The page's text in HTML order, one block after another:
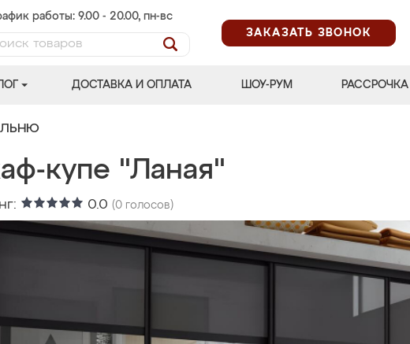
работы: 9.00 - 20.00, пн-вс
ЗАКАЗАТЬ ЗВОНОК
ДОСТАВКА И ОПЛАТА ШОУ-РУМ РАССРОЧКА
купе "Ланая"
0.0 (0 голосов)